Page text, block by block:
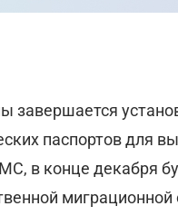
завершается
паспортов для
в конце декабря